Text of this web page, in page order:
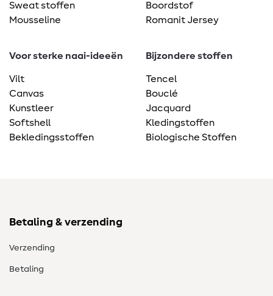
Sweat stoffen
Mousseline
Boordstof
Romanit Jersey
Voor sterke naai-ideeën
Vilt
Canvas
Kunstleer
Softshell
Bekledingsstoffen
Bijzondere stoffen
Tencel
Bouclé
Jacquard
Kledingstoffen
Biologische Stoffen
Betaling & verzending
Verzending
Betaling